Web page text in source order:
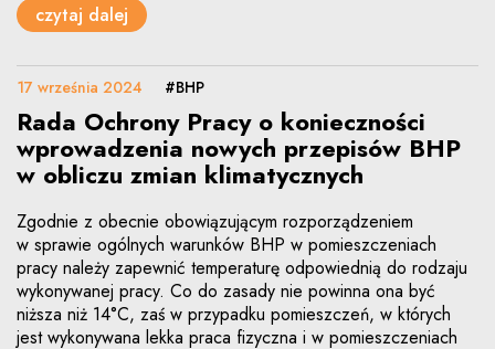
czytaj dalej
17 września 2024 #BHP
Rada Ochrony Pracy o konieczności
wprowadzenia nowych przepisów BHP
w obliczu zmian klimatycznych
Zgodnie z obecnie obowiązującym rozporządzeniem
w sprawie ogólnych warunków BHP w pomieszczeniach
pracy należy zapewnić temperaturę odpowiednią do rodzaju
wykonywanej pracy. Co do zasady nie powinna ona być
niższa niż 14°C, zaś w przypadku pomieszczeń, w których
jest wykonywana lekka praca fizyczna i w pomieszczeniach